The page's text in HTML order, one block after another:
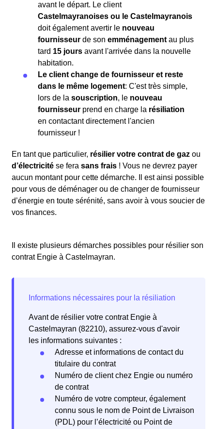
avant le départ. Le client
Castelmayranoises ou le Castelmayranois
doit également avertir le nouveau
fournisseur de son emménagement au plus
tard 15 jours avant l'arrivée dans la nouvelle
habitation.
Le client change de fournisseur et reste
dans le même logement: C'est très simple,
lors de la souscription, le nouveau
fournisseur prend en charge la résiliation
en contactant directement l'ancien
fournisseur !
En tant que particulier, résilier votre contrat de gaz ou
d’électricité se fera sans frais ! Vous ne devrez payer
aucun montant pour cette démarche. Il est ainsi possible
pour vous de déménager ou de changer de fournisseur
d’énergie en toute sérénité, sans avoir à vous soucier de
vos finances.
Il existe plusieurs démarches possibles pour résilier son
contrat Engie à Castelmayran.
Avant de résilier votre contrat Engie à
Castelmayran (82210), assurez-vous d'avoir
les informations suivantes :
Adresse et informations de contact du
titulaire du contrat
Numéro de client chez Engie ou numéro
de contrat
Numéro de votre compteur, également
connu sous le nom de Point de Livraison
(PDL) pour l’électricité ou Point de